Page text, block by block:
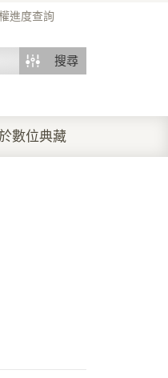
進度查詢
搜尋
數位典藏